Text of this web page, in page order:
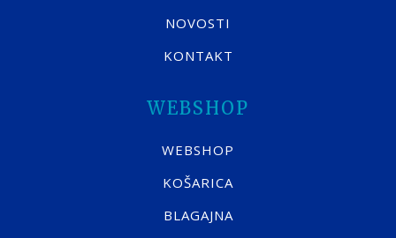
NOVOSTI
KONTAKT
WEBSHOP
WEBSHOP
KOŠARICA
BLAGAJNA